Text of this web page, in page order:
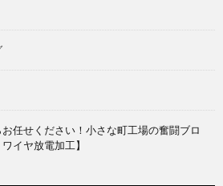
任せください！小さな町工場の奮闘ブロ
イヤ放電加工】